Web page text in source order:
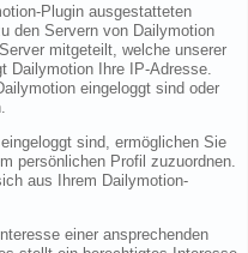
Plugin ausgestatteten
den Servern von Dailymotion
mitgeteilt, welche unserer
Dailymotion Ihre IP-Adresse.
eingeloggt sind oder
sind, ermöglichen Sie
persönlichen Profil zuzuordnen.
aus Ihrem Dailymotion-
einer ansprechenden